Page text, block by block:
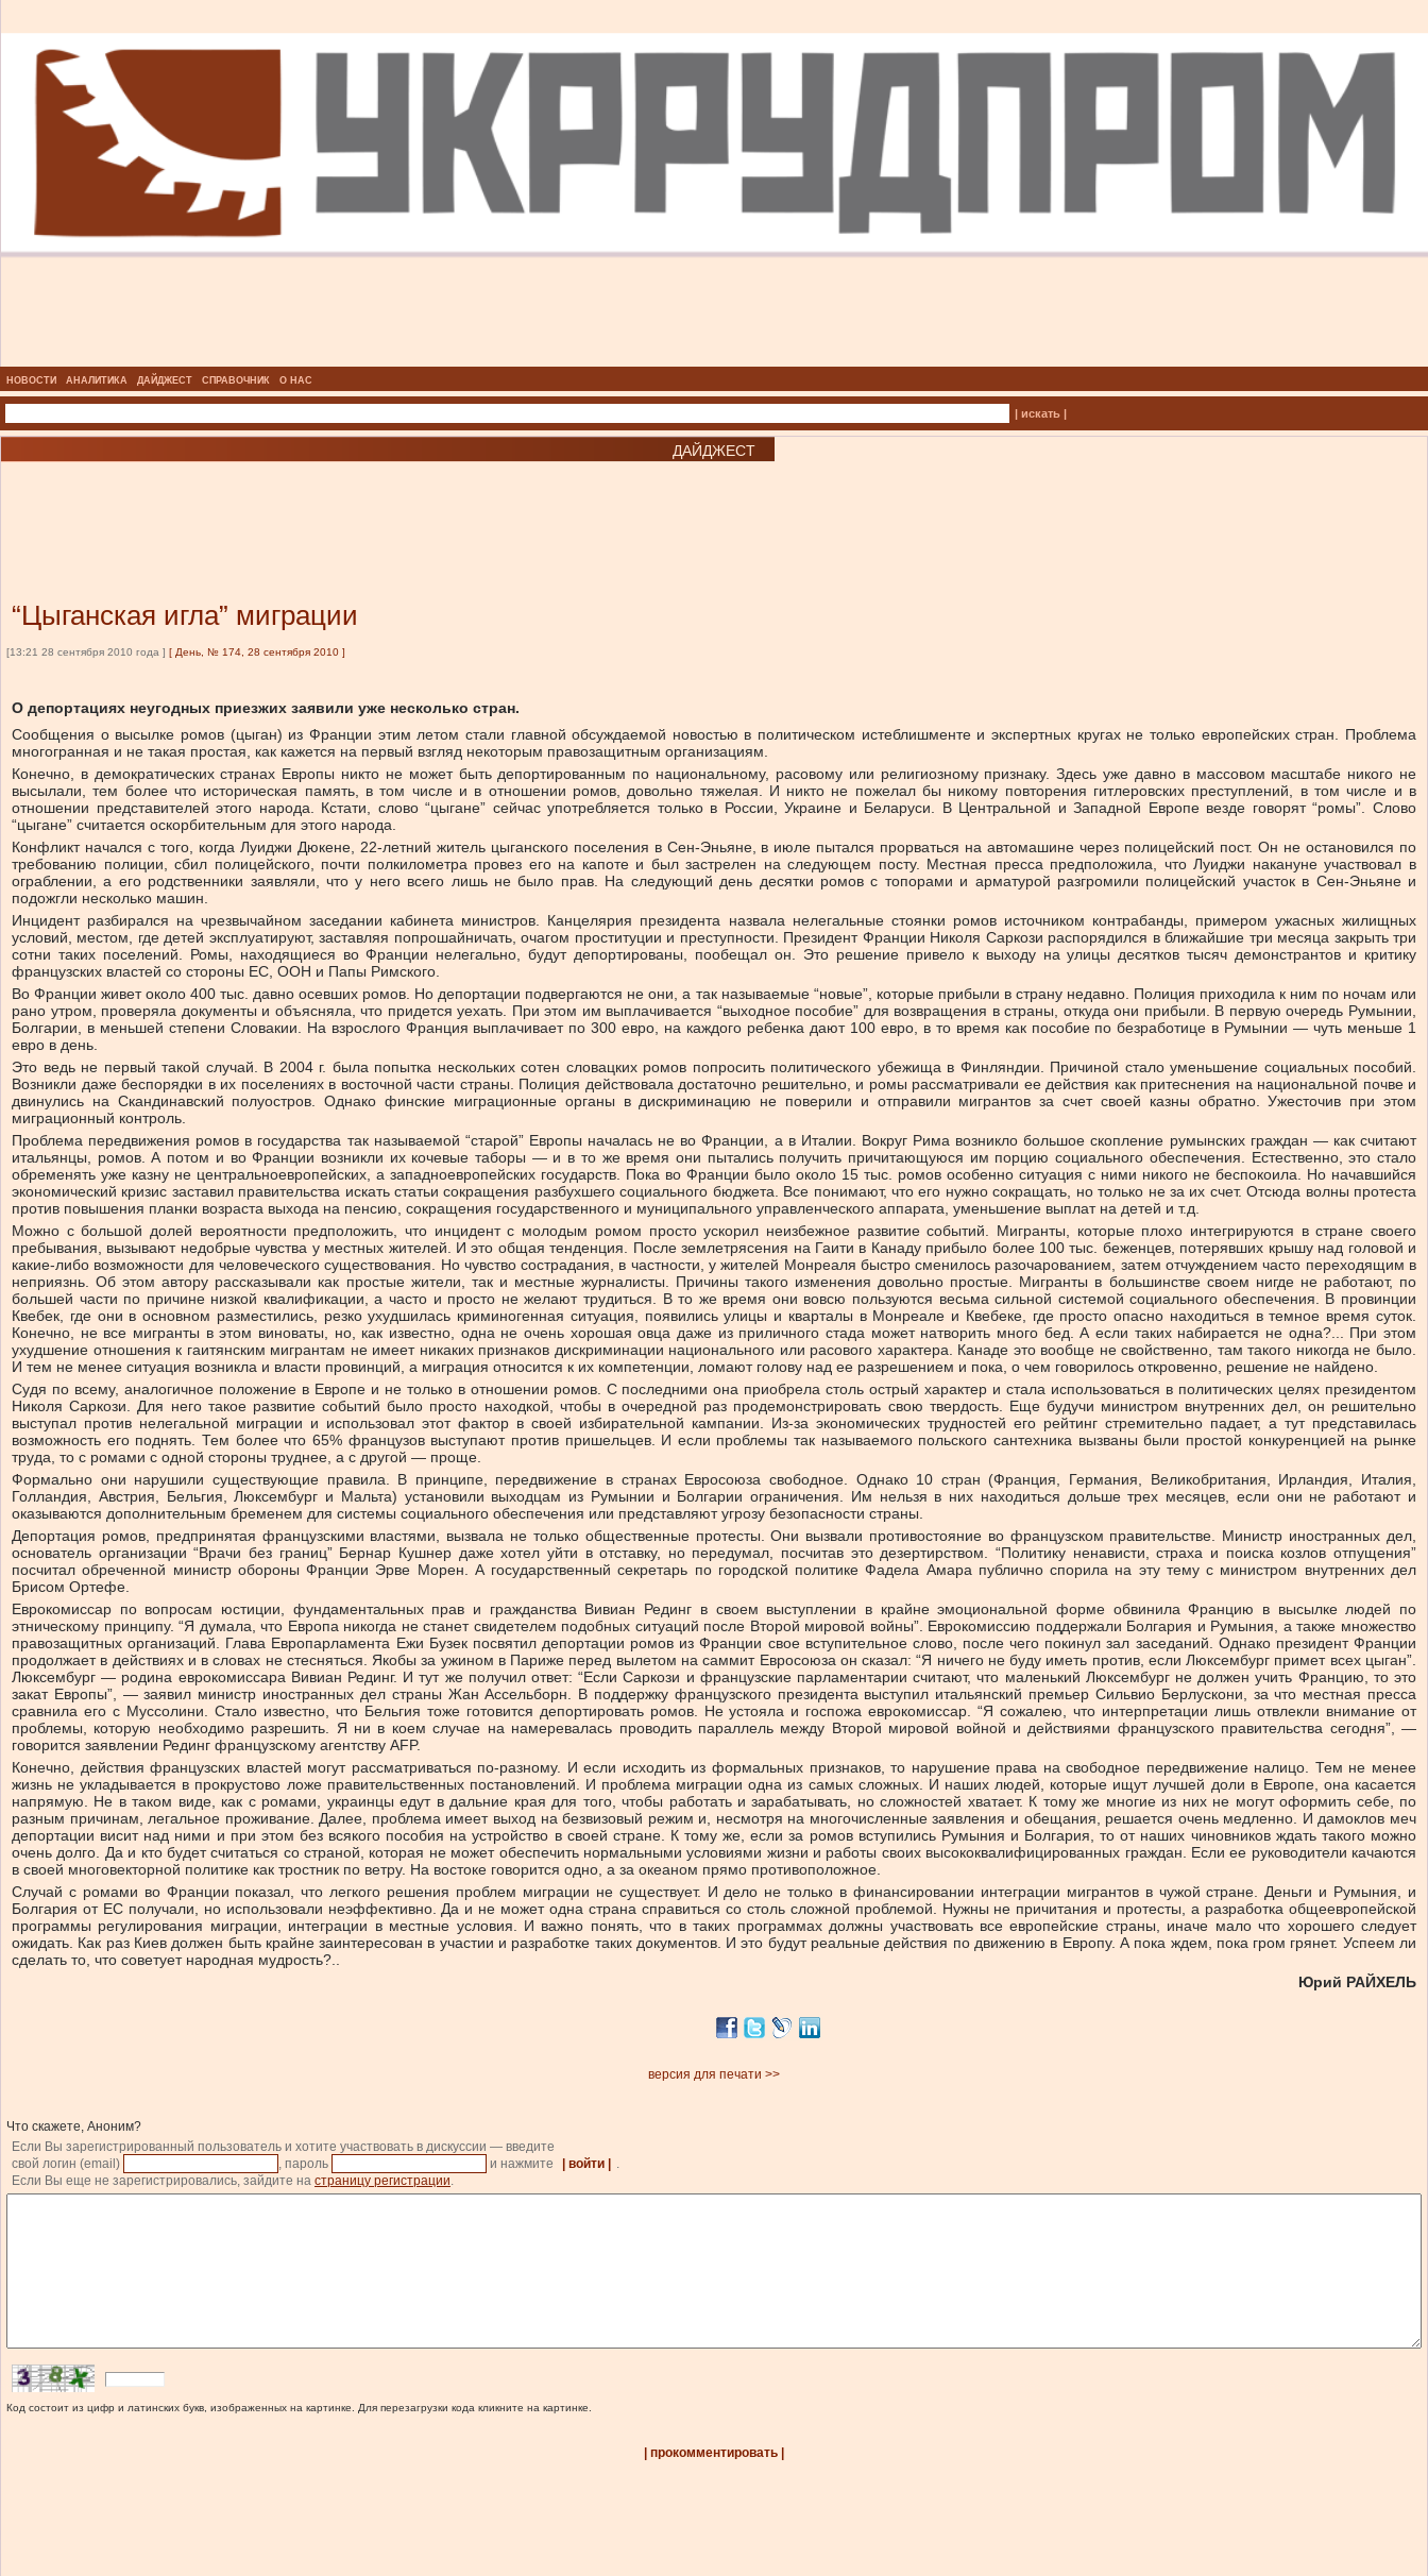
НОВОСТИ АНАЛИТИКА ДАЙДЖЕСТ СПРАВОЧНИК О НАС
| искать |
ДАЙДЖЕСТ
“Цыганская игла” миграции
[13:21 28 сентября 2010 года ] [ День, № 174, 28 сентября 2010 ]
О депортациях неугодных приезжих заявили уже несколько стран.
Сообщения о высылке ромов (цыган) из Франции этим летом стали главной обсуждаемой новостью в политическом истеблишменте и экспертных кругах не только европейских стран. Проблема
многогранная и не такая простая, как кажется на первый взгляд некоторым правозащитным организациям.
Конечно, в демократических странах Европы никто не может быть депортированным по национальному, расовому или религиозному признаку. Здесь уже давно в массовом масштабе никого не
высылали, тем более что историческая память, в том числе и в отношении ромов, довольно тяжелая. И никто не пожелал бы никому повторения гитлеровских преступлений, в том числе и в
отношении представителей этого народа. Кстати, слово “цыгане” сейчас употребляется только в России, Украине и Беларуси. В Центральной и Западной Европе везде говорят “ромы”. Слово
“цыгане” считается оскорбительным для этого народа.
Конфликт начался с того, когда Луиджи Дюкене, 22-летний житель цыганского поселения в Сен-Эньяне, в июле пытался прорваться на автомашине через полицейский пост. Он не остановился по
требованию полиции, сбил полицейского, почти полкилометра провез его на капоте и был застрелен на следующем посту. Местная пресса предположила, что Луиджи накануне участвовал в
ограблении, а его родственники заявляли, что у него всего лишь не было прав. На следующий день десятки ромов с топорами и арматурой разгромили полицейский участок в Сен-Эньяне и
подожгли несколько машин.
Инцидент разбирался на чрезвычайном заседании кабинета министров. Канцелярия президента назвала нелегальные стоянки ромов источником контрабанды, примером ужасных жилищных
условий, местом, где детей эксплуатируют, заставляя попрошайничать, очагом проституции и преступности. Президент Франции Николя Саркози распорядился в ближайшие три месяца закрыть три
сотни таких поселений. Ромы, находящиеся во Франции нелегально, будут депортированы, пообещал он. Это решение привело к выходу на улицы десятков тысяч демонстрантов и критику
французских властей со стороны ЕС, ООН и Папы Римского.
Во Франции живет около 400 тыс. давно осевших ромов. Но депортации подвергаются не они, а так называемые “новые”, которые прибыли в страну недавно. Полиция приходила к ним по ночам или
рано утром, проверяла документы и объясняла, что придется уехать. При этом им выплачивается “выходное пособие” для возвращения в страны, откуда они прибыли. В первую очередь Румынии,
Болгарии, в меньшей степени Словакии. На взрослого Франция выплачивает по 300 евро, на каждого ребенка дают 100 евро, в то время как пособие по безработице в Румынии — чуть меньше 1
евро в день.
Это ведь не первый такой случай. В 2004 г. была попытка нескольких сотен словацких ромов попросить политического убежища в Финляндии. Причиной стало уменьшение социальных пособий.
Возникли даже беспорядки в их поселениях в восточной части страны. Полиция действовала достаточно решительно, и ромы рассматривали ее действия как притеснения на национальной почве и
двинулись на Скандинавский полуостров. Однако финские миграционные органы в дискриминацию не поверили и отправили мигрантов за счет своей казны обратно. Ужесточив при этом
миграционный контроль.
Проблема передвижения ромов в государства так называемой “старой” Европы началась не во Франции, а в Италии. Вокруг Рима возникло большое скопление румынских граждан — как считают
итальянцы, ромов. А потом и во Франции возникли их кочевые таборы — и в то же время они пытались получить причитающуюся им порцию социального обеспечения. Естественно, это стало
обременять уже казну не центральноевропейских, а западноевропейских государств. Пока во Франции было около 15 тыс. ромов особенно ситуация с ними никого не беспокоила. Но начавшийся
экономический кризис заставил правительства искать статьи сокращения разбухшего социального бюджета. Все понимают, что его нужно сокращать, но только не за их счет. Отсюда волны протеста
против повышения планки возраста выхода на пенсию, сокращения государственного и муниципального управленческого аппарата, уменьшение выплат на детей и т.д.
Можно с большой долей вероятности предположить, что инцидент с молодым ромом просто ускорил неизбежное развитие событий. Мигранты, которые плохо интегрируются в стране своего
пребывания, вызывают недобрые чувства у местных жителей. И это общая тенденция. После землетрясения на Гаити в Канаду прибыло более 100 тыс. беженцев, потерявших крышу над головой и
какие-либо возможности для человеческого существования. Но чувство сострадания, в частности, у жителей Монреаля быстро сменилось разочарованием, затем отчуждением часто переходящим в
неприязнь. Об этом автору рассказывали как простые жители, так и местные журналисты. Причины такого изменения довольно простые. Мигранты в большинстве своем нигде не работают, по
большей части по причине низкой квалификации, а часто и просто не желают трудиться. В то же время они вовсю пользуются весьма сильной системой социального обеспечения. В провинции
Квебек, где они в основном разместились, резко ухудшилась криминогенная ситуация, появились улицы и кварталы в Монреале и Квебеке, где просто опасно находиться в темное время суток.
Конечно, не все мигранты в этом виноваты, но, как известно, одна не очень хорошая овца даже из приличного стада может натворить много бед. А если таких набирается не одна?... При этом
ухудшение отношения к гаитянским мигрантам не имеет никаких признаков дискриминации национального или расового характера. Канаде это вообще не свойственно, там такого никогда не было.
И тем не менее ситуация возникла и власти провинций, а миграция относится к их компетенции, ломают голову над ее разрешением и пока, о чем говорилось откровенно, решение не найдено.
Судя по всему, аналогичное положение в Европе и не только в отношении ромов. С последними она приобрела столь острый характер и стала использоваться в политических целях президентом
Николя Саркози. Для него такое развитие событий было просто находкой, чтобы в очередной раз продемонстрировать свою твердость. Еще будучи министром внутренних дел, он решительно
выступал против нелегальной миграции и использовал этот фактор в своей избирательной кампании. Из-за экономических трудностей его рейтинг стремительно падает, а тут представилась
возможность его поднять. Тем более что 65% французов выступают против пришельцев. И если проблемы так называемого польского сантехника вызваны были простой конкуренцией на рынке
труда, то с ромами с одной стороны труднее, а с другой — проще.
Формально они нарушили существующие правила. В принципе, передвижение в странах Евросоюза свободное. Однако 10 стран (Франция, Германия, Великобритания, Ирландия, Италия,
Голландия, Австрия, Бельгия, Люксембург и Мальта) установили выходцам из Румынии и Болгарии ограничения. Им нельзя в них находиться дольше трех месяцев, если они не работают и
оказываются дополнительным бременем для системы социального обеспечения или представляют угрозу безопасности страны.
Депортация ромов, предпринятая французскими властями, вызвала не только общественные протесты. Они вызвали противостояние во французском правительстве. Министр иностранных дел,
основатель организации “Врачи без границ” Бернар Кушнер даже хотел уйти в отставку, но передумал, посчитав это дезертирством. “Политику ненависти, страха и поиска козлов отпущения”
посчитал обреченной министр обороны Франции Эрве Морен. А государственный секретарь по городской политике Фадела Амара публично спорила на эту тему с министром внутренних дел
Брисом Ортефе.
Еврокомиссар по вопросам юстиции, фундаментальных прав и гражданства Вивиан Рединг в своем выступлении в крайне эмоциональной форме обвинила Францию в высылке людей по
этническому принципу. “Я думала, что Европа никогда не станет свидетелем подобных ситуаций после Второй мировой войны”. Еврокомиссию поддержали Болгария и Румыния, а также множество
правозащитных организаций. Глава Европарламента Ежи Бузек посвятил депортации ромов из Франции свое вступительное слово, после чего покинул зал заседаний. Однако президент Франции
продолжает в действиях и в словах не стесняться. Якобы за ужином в Париже перед вылетом на саммит Евросоюза он сказал: “Я ничего не буду иметь против, если Люксембург примет всех цыган”.
Люксембург — родина еврокомиссара Вивиан Рединг. И тут же получил ответ: “Если Саркози и французские парламентарии считают, что маленький Люксембург не должен учить Францию, то это
закат Европы”, — заявил министр иностранных дел страны Жан Ассельборн. В поддержку французского президента выступил итальянский премьер Сильвио Берлускони, за что местная пресса
сравнила его с Муссолини. Стало известно, что Бельгия тоже готовится депортировать ромов. Не устояла и госпожа еврокомиссар. “Я сожалею, что интерпретации лишь отвлекли внимание от
проблемы, которую необходимо разрешить. Я ни в коем случае на намеревалась проводить параллель между Второй мировой войной и действиями французского правительства сегодня”, —
говорится заявлении Рединг французскому агентству AFP.
Конечно, действия французских властей могут рассматриваться по-разному. И если исходить из формальных признаков, то нарушение права на свободное передвижение налицо. Тем не менее
жизнь не укладывается в прокрустово ложе правительственных постановлений. И проблема миграции одна из самых сложных. И наших людей, которые ищут лучшей доли в Европе, она касается
напрямую. Не в таком виде, как с ромами, украинцы едут в дальние края для того, чтобы работать и зарабатывать, но сложностей хватает. К тому же многие из них не могут оформить себе, по
разным причинам, легальное проживание. Далее, проблема имеет выход на безвизовый режим и, несмотря на многочисленные заявления и обещания, решается очень медленно. И дамоклов меч
депортации висит над ними и при этом без всякого пособия на устройство в своей стране. К тому же, если за ромов вступились Румыния и Болгария, то от наших чиновников ждать такого можно
очень долго. Да и кто будет считаться со страной, которая не может обеспечить нормальными условиями жизни и работы своих высококвалифицированных граждан. Если ее руководители качаются
в своей многовекторной политике как тростник по ветру. На востоке говорится одно, а за океаном прямо противоположное.
Случай с ромами во Франции показал, что легкого решения проблем миграции не существует. И дело не только в финансировании интеграции мигрантов в чужой стране. Деньги и Румыния, и
Болгария от ЕС получали, но использовали неэффективно. Да и не может одна страна справиться со столь сложной проблемой. Нужны не причитания и протесты, а разработка общеевропейской
программы регулирования миграции, интеграции в местные условия. И важно понять, что в таких программах должны участвовать все европейские страны, иначе мало что хорошего следует
ожидать. Как раз Киев должен быть крайне заинтересован в участии и разработке таких документов. И это будут реальные действия по движению в Европу. А пока ждем, пока гром грянет. Успеем ли
сделать то, что советует народная мудрость?..
Юрий РАЙХЕЛЬ
версия для печати >>
Что скажете, Аноним?
Если Вы зарегистрированный пользователь и хотите участвовать в дискуссии — введите
свой логин (email)
, пароль и нажмите | войти |
.
Если Вы еще не зарегистрировались, зайдите на страницу регистрации.
Код состоит из цифр и латинских букв, изображенных на картинке. Для перезагрузки кода кликните на картинке.
| прокомментировать |